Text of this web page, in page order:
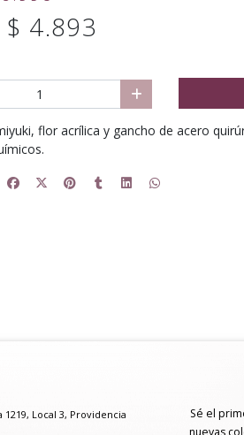
4.893
flor acrílica y gancho de acero
1219, Local 3, Providencia
Sé el
nuevas